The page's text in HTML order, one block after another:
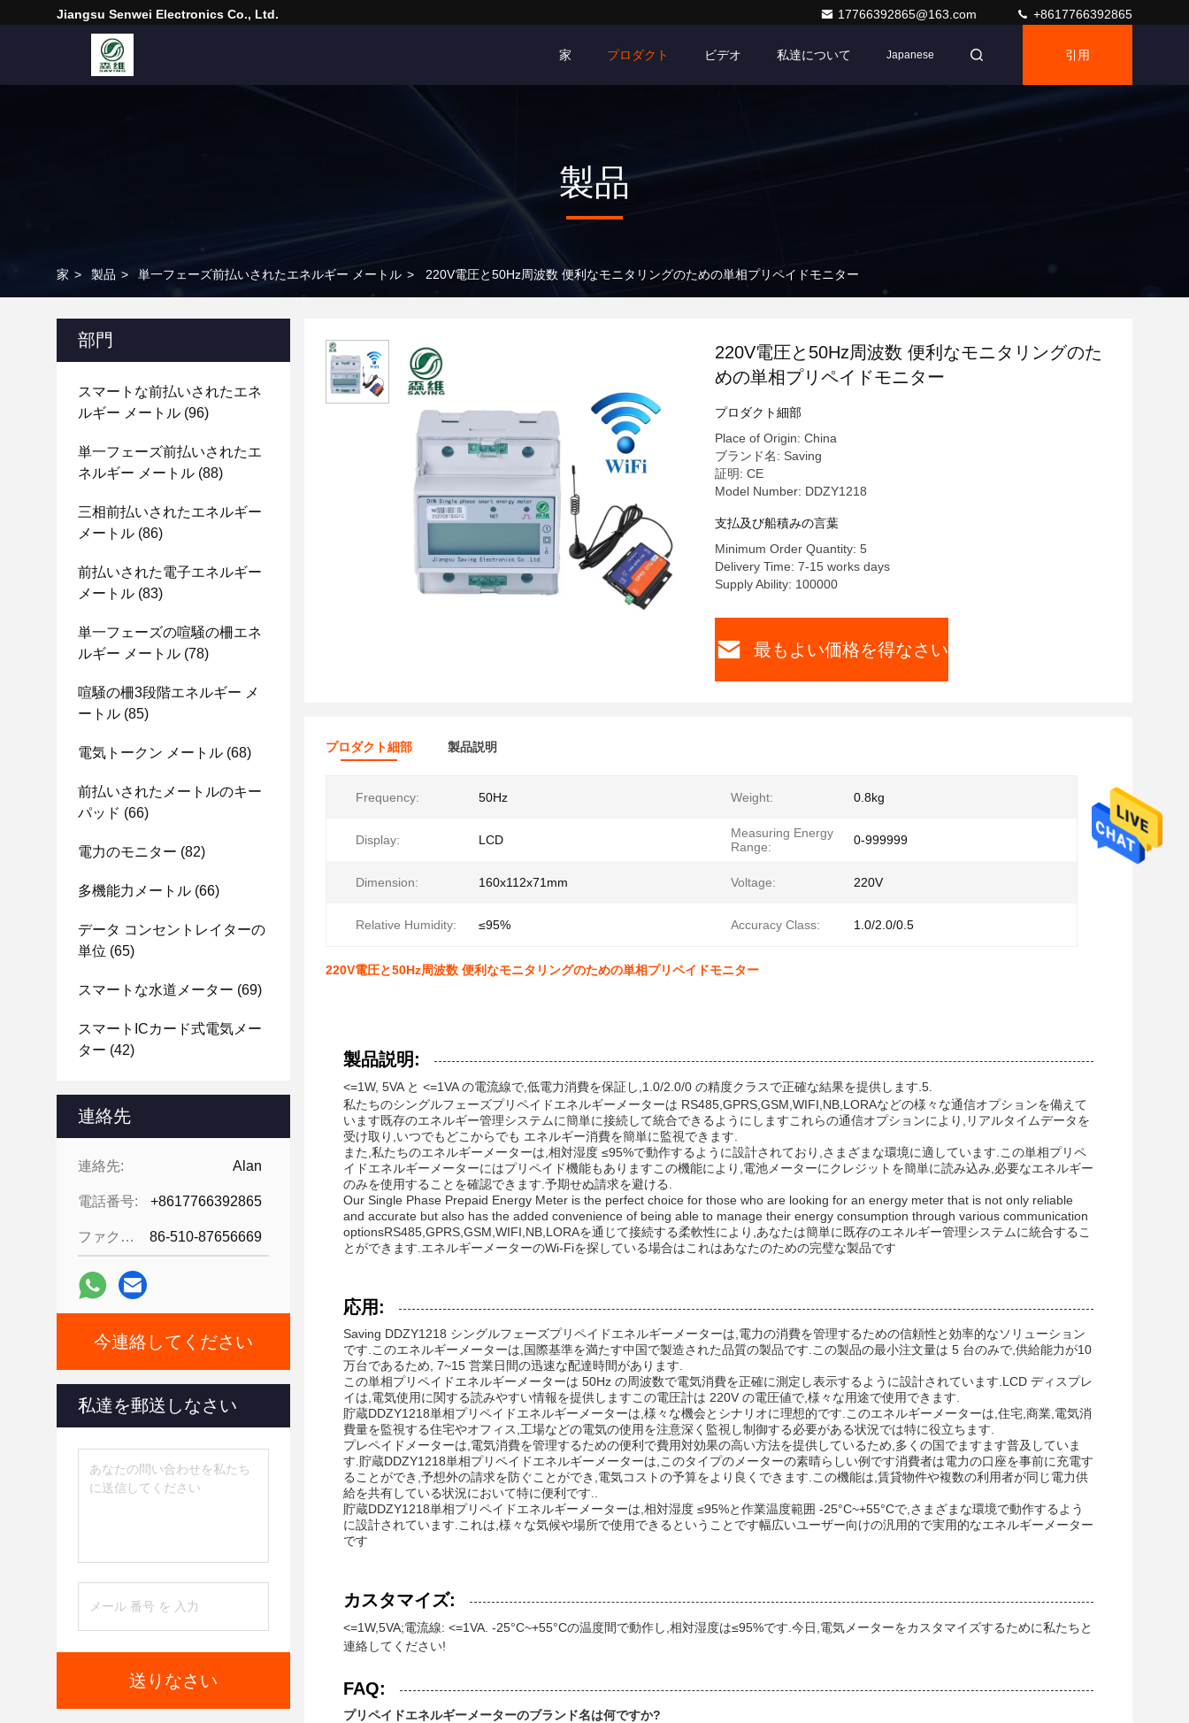
Jiangsu Senwei Electronics Co., Ltd. 17766392865@163.com +8617766392865
家 プロダクト ビデオ 私達について Japanese 引用
製品
家 > 製品 > 単一フェーズ前払いされたエネルギー メートル > 220V電圧と50Hz周波数 便利なモニタリングのための単相プリペイドモニター
部門
スマートな前払いされたエネ
ルギー メートル (96)
単一フェーズ前払いされたエ
ネルギー メートル (88)
三相前払いされたエネルギー
メートル (86)
前払いされた電子エネルギー
メートル (83)
単一フェーズの喧騒の柵エネ
ルギー メートル (78)
喧騒の柵3段階エネルギー メ
ートル (85)
電気トークン メートル (68)
前払いされたメートルのキー
パッド (66)
電力のモニター (82)
多機能力メートル (66)
データ コンセントレイターの
単位 (65)
スマートな水道メーター (69)
スマートICカード式電気メー
ター (42)
連絡先
連絡先: Alan
電話番号: +8617766392865
ファクシミリ: 86-510-87656669
今連絡してください
私達を郵送しなさい
送りなさい
220V電圧と50Hz周波数 便利なモニタリングのた
めの単相プリペイドモニター
プロダクト細部
Place of Origin: China
ブランド名: Saving
証明: CE
Model Number: DDZY1218
支払及び船積みの言葉
Minimum Order Quantity: 5
Delivery Time: 7-15 works days
Supply Ability: 100000
最もよい価格を得なさい
プロダクト細部 製品説明
Frequency: 50Hz Weight: 0.8kg
Display: LCD
Measuring Energy
Range:
0-999999
Dimension: 160x112x71mm Voltage: 220V
Relative Humidity: ≤95% Accuracy Class: 1.0/2.0/0.5
220V電圧と50Hz周波数 便利なモニタリングのための単相プリペイドモニター
製品説明:
<=1W, 5VA と <=1VA の電流線で,低電力消費を保証し,1.0/2.0/0 の精度クラスで正確な結果を提供します.5.
私たちのシングルフェーズプリペイドエネルギーメーターは RS485,GPRS,GSM,WIFI,NB,LORAなどの様々な通信オプションを備えて
います既存のエネルギー管理システムに簡単に接続して統合できるようにしますこれらの通信オプションにより,リアルタイムデータを
受け取り,いつでもどこからでも エネルギー消費を簡単に監視できます.
また,私たちのエネルギーメーターは,相対湿度 ≤95%で動作するように設計されており,さまざまな環境に適しています.この単相プリペ
イドエネルギーメーターにはプリペイド機能もありますこの機能により,電池メーターにクレジットを簡単に読み込み,必要なエネルギー
のみを使用することを確認できます.予期せぬ請求を避ける.
Our Single Phase Prepaid Energy Meter is the perfect choice for those who are looking for an energy meter that is not only reliable
and accurate but also has the added convenience of being able to manage their energy consumption through various communication
optionsRS485,GPRS,GSM,WIFI,NB,LORAを通じて接続する柔軟性により,あなたは簡単に既存のエネルギー管理システムに統合するこ
とができます.エネルギーメーターのWi-Fiを探している場合はこれはあなたのための完璧な製品です
応用:
Saving DDZY1218 シングルフェーズプリペイドエネルギーメーターは,電力の消費を管理するための信頼性と効率的なソリューション
です.このエネルギーメーターは,国際基準を満たす中国で製造された品質の製品です.この製品の最小注文量は 5 台のみで,供給能力が10
万台であるため, 7~15 営業日間の迅速な配達時間があります.
この単相プリペイドエネルギーメーターは 50Hz の周波数で電気消費を正確に測定し表示するように設計されています.LCD ディスプレ
イは,電気使用に関する読みやすい情報を提供しますこの電圧計は 220V の電圧値で,様々な用途で使用できます.
貯蔵DDZY1218単相プリペイドエネルギーメーターは,様々な機会とシナリオに理想的です.このエネルギーメーターは,住宅,商業,電気消
費量を監視する住宅やオフィス,工場などの電気の使用を注意深く監視し制御する必要がある状況では特に役立ちます.
プレペイドメーターは,電気消費を管理するための便利で費用対効果の高い方法を提供しているため,多くの国でますます普及していま
す.貯蔵DDZY1218単相プリペイドエネルギーメーターは,このタイプのメーターの素晴らしい例です消費者は電力の口座を事前に充電す
ることができ,予想外の請求を防ぐことができ,電気コストの予算をより良くできます.この機能は,賃貸物件や複数の利用者が同じ電力供
給を共有している状況において特に便利です..
貯蔵DDZY1218単相プリペイドエネルギーメーターは,相対湿度 ≤95%と作業温度範囲 -25°C~+55°Cで,さまざまな環境で動作するよう
に設計されています.これは,様々な気候や場所で使用できるということです幅広いユーザー向けの汎用的で実用的なエネルギーメーター
です
カスタマイズ:
<=1W,5VA;電流線: <=1VA. -25°C~+55°Cの温度間で動作し,相対湿度は≤95%です.今日,電気メーターをカスタマイズするために私たちと
連絡してください!
FAQ:
プリペイドエネルギーメーターのブランド名は何ですか?